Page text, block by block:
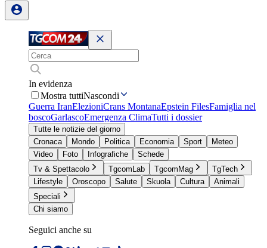
In evidenza
Mostra tuttiNascondi
Guerra IranElezioniCrans MontanaEpstein FilesFamiglia nel
boscoGarlascoEmergenza ClimaTutti i dossier
Tutte le notizie del giorno
Cronaca
Mondo Politica Economia Sport
Meteo
Video
Foto Infografiche
Schede
Tv & Spettacolo
TgcomLab TgcomMag
TgTech
Lifestyle
Oroscopo Salute Skuola Cultura
Animali
Speciali
Chi siamo
Seguici anche su